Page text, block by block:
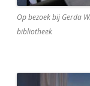
Op bezoek bij Gerda
bibliotheek